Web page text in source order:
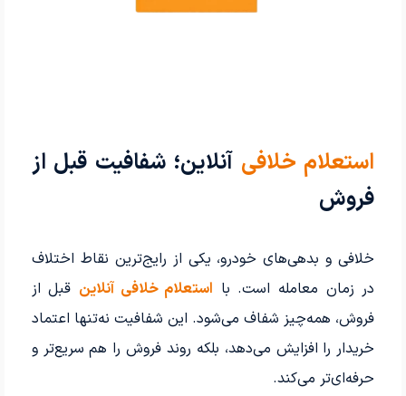
استعلام خلافی آنلاین؛ شفافیت قبل از
فروش
خلافی و بدهی‌های خودرو، یکی از رایج‌ترین نقاط اختلاف
در زمان معامله است. با استعلام خلافی آنلاین قبل از
فروش، همه‌چیز شفاف می‌شود. این شفافیت نه‌تنها اعتماد
خریدار را افزایش می‌دهد، بلکه روند فروش را هم سریع‌تر و
حرفه‌ای‌تر می‌کند.